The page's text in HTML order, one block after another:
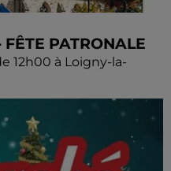
PATRONALE
12h00 à Loigny-la-